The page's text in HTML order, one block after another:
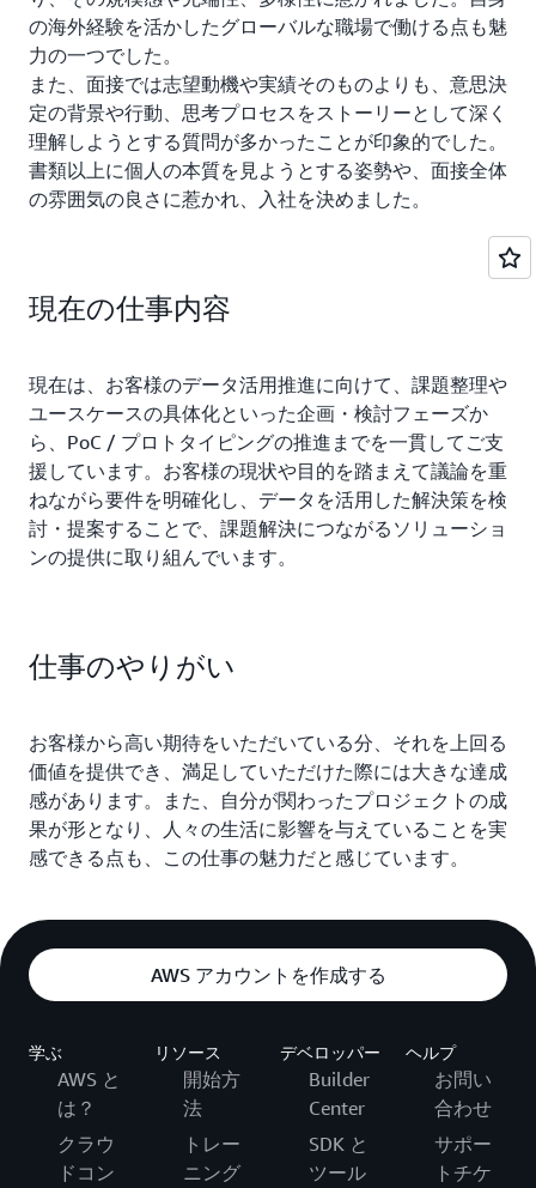
の海外経験を活かしたグローバルな職場で働ける点も魅
力の一つでした。
また、面接では志望動機や実績そのものよりも、意思決
定の背景や行動、思考プロセスをストーリーとして深く
理解しようとする質問が多かったことが印象的でした。
書類以上に個人の本質を見ようとする姿勢や、面接全体
の雰囲気の良さに惹かれ、入社を決めました。
現在の仕事内容
現在は、お客様のデータ活用推進に向けて、課題整理や
ユースケースの具体化といった企画・検討フェーズか
ら、PoC / プロトタイピングの推進までを一貫してご支
援しています。お客様の現状や目的を踏まえて議論を重
ねながら要件を明確化し、データを活用した解決策を検
討・提案することで、課題解決につながるソリューショ
ンの提供に取り組んでいます。
仕事のやりがい
お客様から高い期待をいただいている分、それを上回る
価値を提供でき、満足していただけた際には大きな達成
感があります。また、自分が関わったプロジェクトの成
果が形となり、人々の生活に影響を与えていることを実
感できる点も、この仕事の魅力だと感じています。
AWS アカウントを作成する
学ぶ
AWS と
は？
クラウ
ドコン
リソース
開始方
法
トレー
ニング
デベロッパー
Builder
Center
SDK と
ツール
ヘルプ
お問い
合わせ
サポー
トチケ